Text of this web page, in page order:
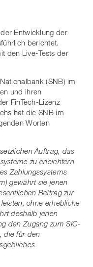
Entwicklung der
berichtet.
den Live-Tests der
(SNB) im
und ihren
FinTech-Lizenz
hat die SNB im
Worten
Auftrag, das
zu erleichtern
Zahlungssystems
gewährt sie jenen
Beitrag zur
ohne erhebliche
deshalb jenen
den Zugang zum SIC-
die für den